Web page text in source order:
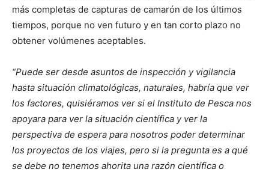
más completas de capturas de camarón de los últimos
tiempos, porque no ven futuro y en tan corto plazo no
obtener volúmenes aceptables.
“Puede ser desde asuntos de inspección y vigilancia
hasta situación climatológicas, naturales, habría que ver
los factores, quisiéramos ver si el Instituto de Pesca nos
apoyara para ver la situación científica y ver la
perspectiva de espera para nosotros poder determinar
los proyectos de los viajes, pero si la pregunta es a qué
se debe no tenemos ahorita una razón científica o